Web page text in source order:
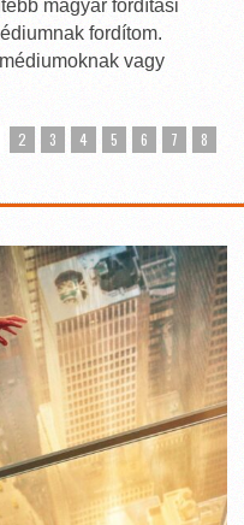
magyar fordítási
fordítom.
vagy
2 3 4 5 6 7 8